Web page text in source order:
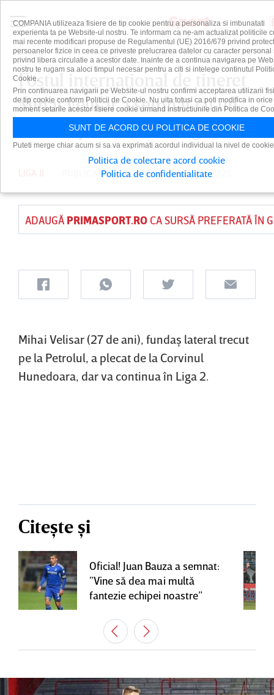
Fostul internaţional de tineret
Mihai Velisar a semnat cu un
club cu pretenţii din Liga 2
PUBLICAT DEDAIAN CUTUPE 7 IUN 2026
ADAUGĂ PRIMASPORT.ROCA SURSĂ PREFERATĂ ÎN
Mihai Velisar (27 de ani), fundaş lateral trecut
pe la Petrolul, a plecat de la Corvinul
Hunedoara, dar va continua în Liga 2.
Citește și
Oficial! Juan Bauza a semnat:
”Vine să dea mai multă
fantezie echipei noastre”
COMPANIA utilizeaza fisiere de tip cookie pentru a personaliza si imbunatati
experienta ta pe Website-ul nostru. Te informam ca ne-am actualizat politicile
mai recente modificari propuse de Regulamentul (UE) 2016/679 privind
persoanelor fizice in ceea ce priveste prelucrarea datelor cu caracter personal
privind libera circulatie a acestor date. Inainte de a continua navigarea pe
nostru te rugam sa aloci timpul necesar pentru a citi si intelege continutul
Cookie.
Prin continuarea navigarii pe Website-ul nostru confirmi acceptarea utilizarii
de tip cookie conform Politicii de Cookie. Nu uita totusi ca poti modifica in orice
moment setarile acestor fisiere cookie urmand instructiunile din Politica de
SUNT DE ACORD CU POLITICA DE COOKIE
Puteti merge chiar acum si sa va exprimati acordul individual la nivel de
Politica de colectare acord cookie
Politica de confidentialitate